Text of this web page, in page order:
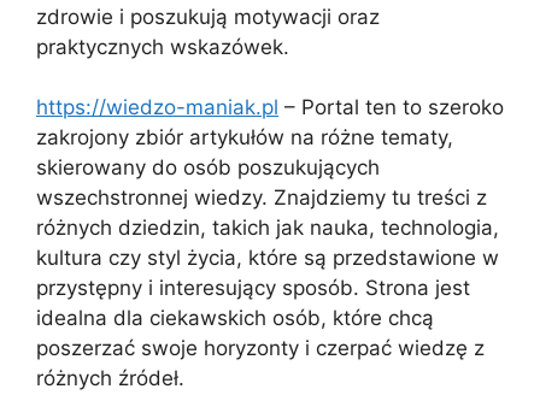
zdrowie i poszukują motywacji oraz
praktycznych wskazówek.
https://wiedzo-maniak.pl – Portal ten to szeroko
zakrojony zbiór artykułów na różne tematy,
skierowany do osób poszukujących
wszechstronnej wiedzy. Znajdziemy tu treści z
różnych dziedzin, takich jak nauka, technologia,
kultura czy styl życia, które są przedstawione w
przystępny i interesujący sposób. Strona jest
idealna dla ciekawskich osób, które chcą
poszerzać swoje horyzonty i czerpać wiedzę z
różnych źródeł.